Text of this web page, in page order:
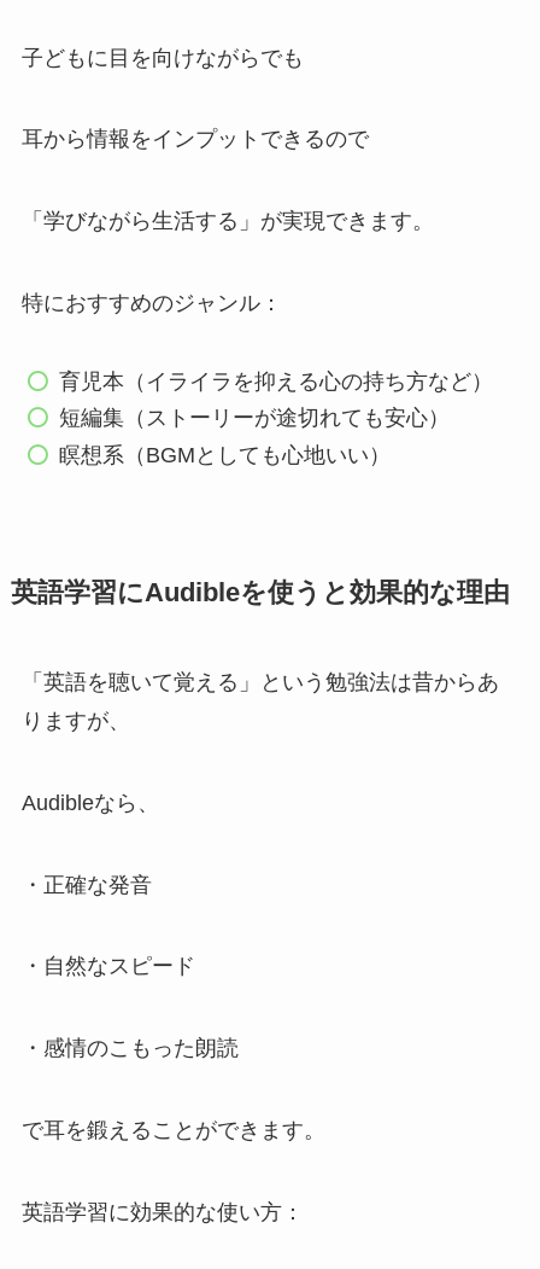
子どもに目を向けながらでも
耳から情報をインプットできるので
「学びながら生活する」が実現できます。
特におすすめのジャンル：
育児本（イライラを抑える心の持ち方など）
短編集（ストーリーが途切れても安心）
瞑想系（BGMとしても心地いい）
英語学習にAudibleを使うと効果的な理由
「英語を聴いて覚える」という勉強法は昔からあ
りますが、
Audibleなら、
・正確な発音
・自然なスピード
・感情のこもった朗読
で耳を鍛えることができます。
英語学習に効果的な使い方：